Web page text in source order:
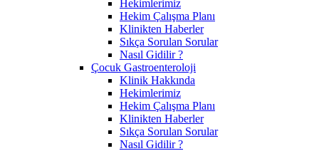
Hekimlerimiz
Hekim Çalışma Planı
Klinikten Haberler
Sıkça Sorulan Sorular
Nasıl Gidilir ?
Çocuk Gastroenteroloji
Klinik Hakkında
Hekimlerimiz
Hekim Çalışma Planı
Klinikten Haberler
Sıkça Sorulan Sorular
Nasıl Gidilir ?